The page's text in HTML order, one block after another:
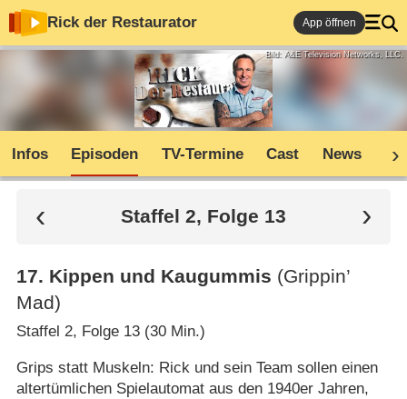
Rick der Restaurator App öffnen
Bild: A&E Television Networks, LLC.
Infos Episoden TV-Termine Cast News
Staffel 2, Folge 13
17. Kippen und Kaugummis (Grippin’
Mad)
Staffel 2, Folge 13 (30 Min.)
Grips statt Muskeln: Rick und sein Team sollen einen
altertümlichen Spielautomat aus den 1940er Jahren,